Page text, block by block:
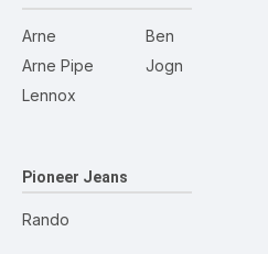
Arne
Arne Pipe
Lennox
Ben
Jogn
Pioneer Jeans
Rando